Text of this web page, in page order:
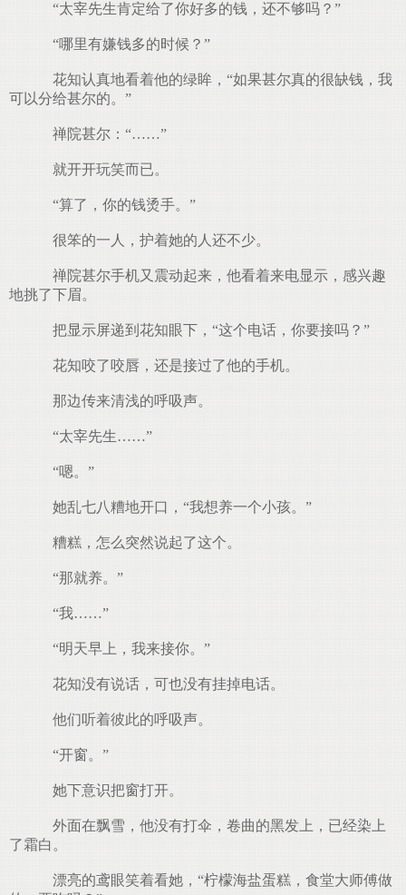
“太宰先生肯定给了你好多的钱，还不够吗？”
“哪里有嫌钱多的时候？”
花知认真地看着他的绿眸，“如果甚尔真的很缺钱，我
可以分给甚尔的。”
禅院甚尔：“……”
就开开玩笑而已。
“算了，你的钱烫手。”
很笨的一人，护着她的人还不少。
禅院甚尔手机又震动起来，他看着来电显示，感兴趣
地挑了下眉。
把显示屏递到花知眼下，“这个电话，你要接吗？”
花知咬了咬唇，还是接过了他的手机。
那边传来清浅的呼吸声。
“太宰先生……”
“嗯。”
她乱七八糟地开口，“我想养一个小孩。”
糟糕，怎么突然说起了这个。
“那就养。”
“我……”
“明天早上，我来接你。”
花知没有说话，可也没有挂掉电话。
他们听着彼此的呼吸声。
“开窗。”
她下意识把窗打开。
外面在飘雪，他没有打伞，卷曲的黑发上，已经染上
了霜白。
漂亮的鸢眼笑着看她，“柠檬海盐蛋糕，食堂大师傅做